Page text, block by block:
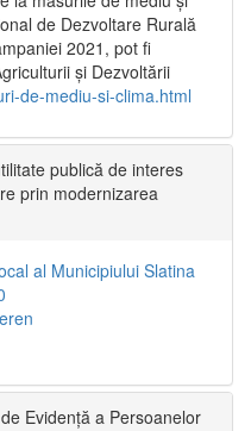
de Dezvoltare Rurală
2021, pot fi
și Dezvoltării
de-mediu-si-clima.html
publică de interes
prin modernizarea
al Municipiului Slatina
Evidență a Persoanelor